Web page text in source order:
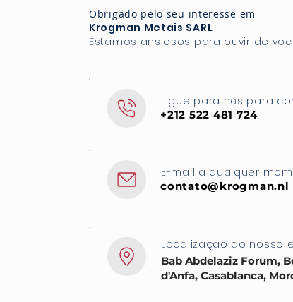
Obrigado pelo seu interesse em
Krogman Metais SARL
Estamos ansiosos para ouvir de
Ligue para nós para
+212 522 481 724
E-mail a qualquer
contato@krogman.nl
Localização do nosso
Bab Abdelaziz Forum,
d'Anfa, Casablanca,